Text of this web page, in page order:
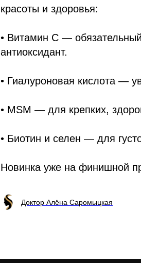
красоты и здоровья:
• Витамин С —
антиоксидант.
• Гиалуроновая кислота —
• MSM — для крепких,
• Биотин и селен — для
Новинка уже на финишной
Доктор Алёна Саромыцкая